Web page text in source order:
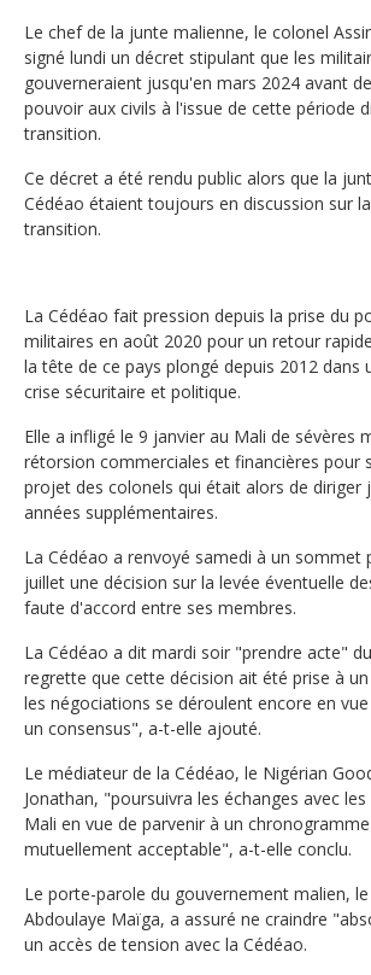
Le chef de la junte malienne, le colonel
signé lundi un décret stipulant que les
gouverneraient jusqu'en mars 2024 avant
pouvoir aux civils à l'issue de cette période
transition.
Ce décret a été rendu public alors que la
Cédéao étaient toujours en discussion sur
transition.
La Cédéao fait pression depuis la prise du
militaires en août 2020 pour un retour
la tête de ce pays plongé depuis 2012 dans
crise sécuritaire et politique.
Elle a infligé le 9 janvier au Mali de sévères
rétorsion commerciales et financières pour
projet des colonels qui était alors de diriger
années supplémentaires.
La Cédéao a renvoyé samedi à un sommet
juillet une décision sur la levée éventuelle
faute d'accord entre ses membres.
La Cédéao a dit mardi soir "prendre acte"
regrette que cette décision ait été prise à
les négociations se déroulent encore en
un consensus", a-t-elle ajouté.
Le médiateur de la Cédéao, le Nigérian
Jonathan, "poursuivra les échanges avec
Mali en vue de parvenir à un
mutuellement acceptable", a-t-elle conclu.
Le porte-parole du gouvernement malien,
Abdoulaye Maïga, a assuré ne craindre
un accès de tension avec la Cédéao.